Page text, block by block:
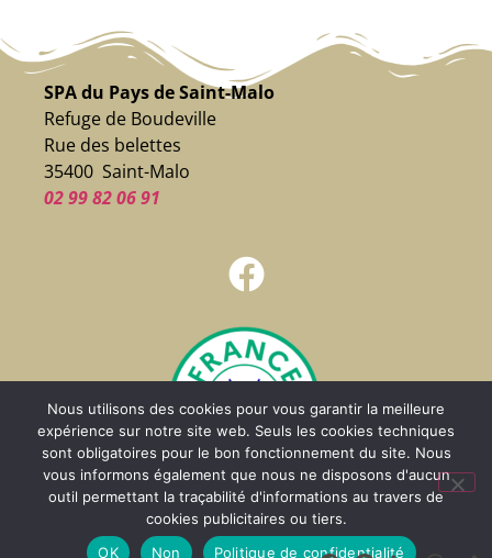
SPA du Pays de Saint-Malo
Refuge de Boudeville
Rue des belettes
35400 Saint-Malo
02 99 82 06 91
Nous utilisons des cookies pour vous garantir la meilleure
expérience sur notre site web. Seuls les cookies techniques
sont obligatoires pour le bon fonctionnement du site. Nous
vous informons également que nous ne disposons d'aucun
outil permettant la traçabilité d'informations au travers de
cookies publicitaires ou tiers.
OK
Non Politique de confidentialité